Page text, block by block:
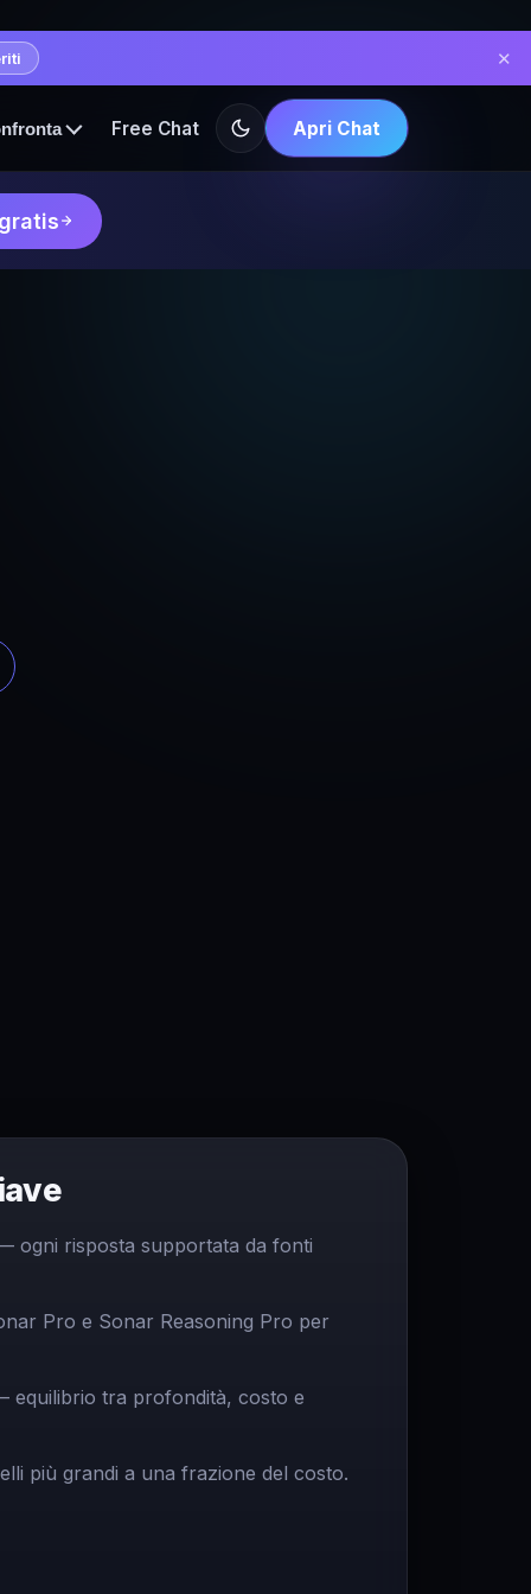
✕
Free Chat Apri Chat
ogni risposta supportata da fonti
Pro e Sonar Reasoning Pro per
equilibrio tra profondità, costo e
più grandi a una frazione del costo.